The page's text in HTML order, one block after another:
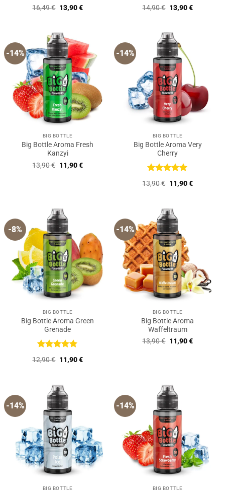
16,49€ Ursprünglicher
Preis
13,90€Aktueller
14,90€ Ursprünglicher
Preis
13,90€Aktueller
-14%
BIG BOTTLE
Big Bottle Aroma Fresh
Kanzyi
13,90€ Ursprünglicher
Preis
11,90€Aktueller
-14%
BIG BOTTLE
Big Bottle Aroma Very
Cherry
Bewertet
mit 5 von
13,90€ Ursprünglicher
Preis
11,90€Aktueller
-8%
BIG BOTTLE
Big Bottle Aroma Green
Grenade
Bewertet
mit 5 von
12,90€ Ursprünglicher
Preis
11,90€Aktueller
-14%
BIG BOTTLE
Big Bottle Aroma
Waffeltraum
13,90€ Ursprünglicher
Preis
11,90€Aktueller
-14%
BIG BOTTLE
-14%
BIG BOTTLE